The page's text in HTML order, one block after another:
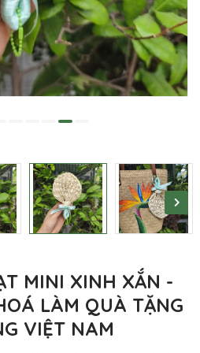
MINI XINH XẮN -
LÀM QUÀ TẶNG
VIỆT NAM